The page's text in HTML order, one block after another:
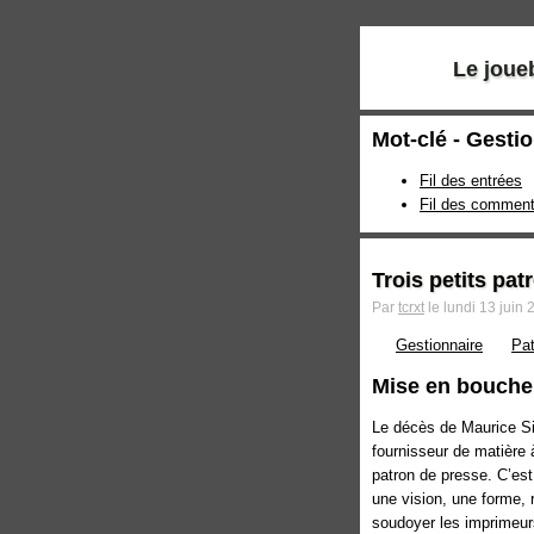
Le
Mot-clé -
Fil des entrées
Fil des
Trois petits
Par tcrxt le lundi 13 juin
Gestionnaire
Mise en bouche
Le décès de Maurice
fournisseur de matière
patron de presse.
une vision, une forme,
soudoyer les